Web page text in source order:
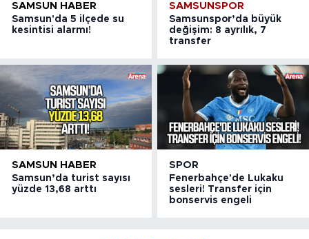
SAMSUN HABER
Samsun'da 5 ilçede su
kesintisi alarmı!
SAMSUNSPOR
Samsunspor’da büyük
değişim: 8 ayrılık, 7
transfer
SAMSUN HABER
Samsun’da turist sayısı
yüzde 13,68 arttı
SPOR
Fenerbahçe'de Lukaku
sesleri! Transfer için
bonservis engeli